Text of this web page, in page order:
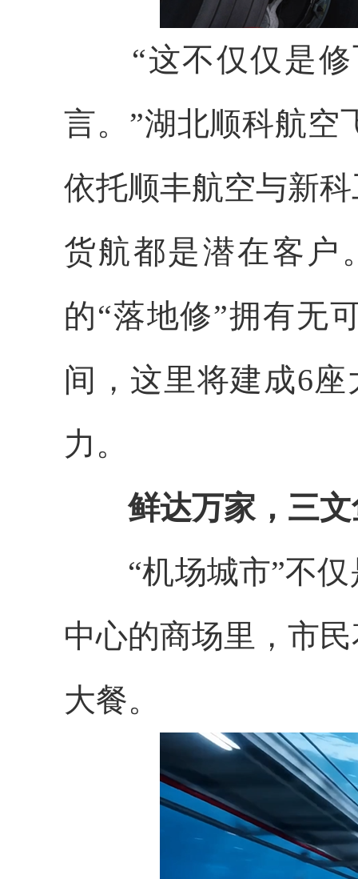
“这不仅仅是修
言。”湖北顺科航空
依托顺丰航空与新
货航都是潜在客户
的“落地修”拥有无
间，这里将建成6
力。
鲜达万家，三
“机场城市”不仅
中心的商场里，市
大餐。